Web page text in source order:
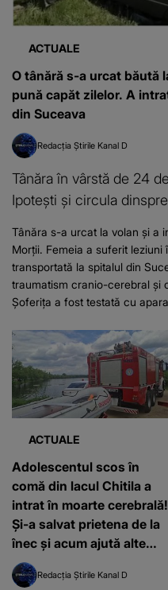
ACTUALE
O tânără s-a urcat băută
pună capăt zilelor. A
din Suceava
Redacția Știrile Kanal D
Tânăra în vârstă de 24
Ipotești și circula
Tânăra s-a urcat la volan și a
Morții. Femeia a suferit
transportată la spitalul din
traumatism cranio-cerebral și
Șoferița a fost testată cu
ACTUALE
Adolescentul scos în
comă din lacul Chitila a
intrat în moarte cerebrală!
Și-a salvat prietena de la
înec și acum ajută alte
persoane să trăiască-
familia îi donează
Redacția Știrile Kanal D